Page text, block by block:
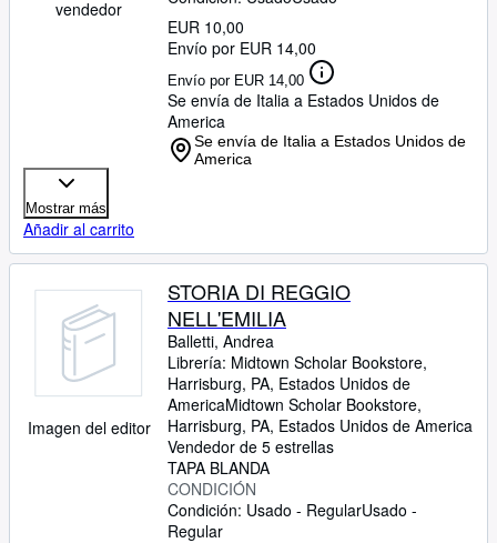
vendedor
EUR 10,00
Envío por EUR 14,00
Envío por EUR 14,00
Se envía de Italia a Estados Unidos de
America
Se envía de Italia a Estados Unidos de
America
Mostrar más
Añadir al carrito
Imagen del editor
STORIA DI REGGIO
NELL'EMILIA
Balletti, Andrea
Librería: Midtown Scholar Bookstore,
Harrisburg, PA, Estados Unidos de
AmericaMidtown Scholar Bookstore,
Harrisburg, PA, Estados Unidos de America
Vendedor de 5 estrellas
TAPA BLANDA
CONDICIÓN
Condición: Usado - RegularUsado -
Regular